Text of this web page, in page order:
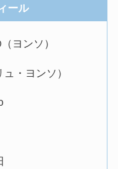
ール
ヨンソ）
・ヨンソ）